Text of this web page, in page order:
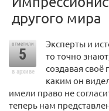
другого мира
отметили
5
в архиве
Эксперты и
то точно
создавая своё
каким он
имели право не
теперь нам